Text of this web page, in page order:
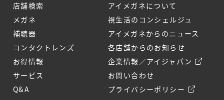
店舗検索
メガネ
補聴器
コンタクトレンズ
お得情報
サービス
Q&A
アイメガネについて
視生活のコンシェルジュ
アイメガネからのニュース
各店舗からのお知らせ
企業情報／アイジャパン
お問い合わせ
プライバシーポリシー